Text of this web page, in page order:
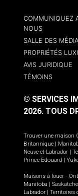
COMMUNIQUEZ
NOUS
SALLE DES
PROPRIÉTÉS
AVIS JURIDIQUE
TÉMOINS
© SERVICES
2026. TOUS
Trouver une maison
Britannique |
Neuve-et-Labrador |
Prince-Édouard |
Maisons à louer -
Manitoba |
Labrador | Territoires